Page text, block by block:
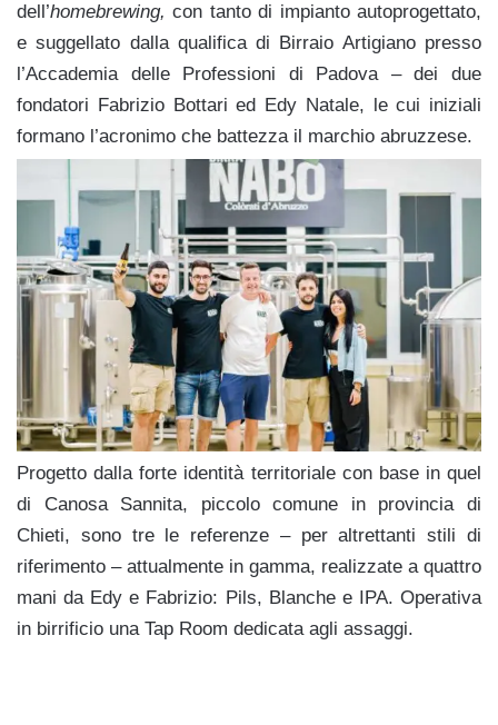
dell’homebrewing,con tanto di impianto autoprogettato,
e suggellato dalla qualifica di Birraio Artigiano presso
l’Accademia delle Professioni di Padova – dei due
fondatori Fabrizio Bottari ed Edy Natale, le cui iniziali
formano l’acronimo che battezza il marchio abruzzese.
Progetto dalla forte identità territoriale con base in quel
di Canosa Sannita, piccolo comune in provincia di
Chieti, sono tre le referenze – per altrettanti stili di
riferimento – attualmente in gamma, realizzate a quattro
mani da Edy e Fabrizio: Pils, Blanche e IPA. Operativa
in birrificio una Tap Room dedicata agli assaggi.